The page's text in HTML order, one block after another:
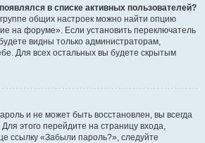
в списке активных пользователей?
общих настроек можно найти опцию
на форуме». Если установить переключатель
видны только администраторам,
Для всех остальных вы будете скрытым
и не может быть восстановлен, вы всегда
этого перейдите на страницу входа,
ссылку «Забыли пароль?», следуйте